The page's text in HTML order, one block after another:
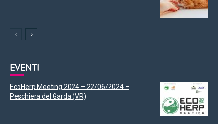
EVENTI
EcoHerp Meeting 2024 – 22/06/2024 –
Peschiera del Garda (VR)